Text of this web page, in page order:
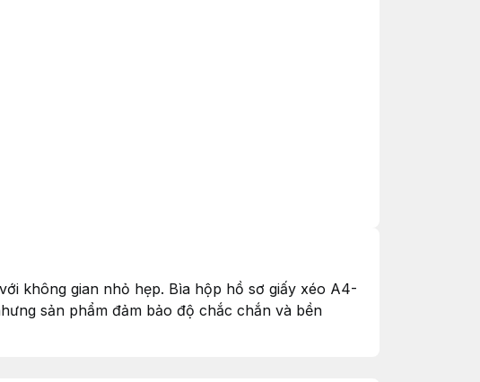
không gian nhỏ hẹp. Bìa hộp hồ sơ giấy xéo A4-
sản phẩm đảm bảo độ chắc chắn và bền